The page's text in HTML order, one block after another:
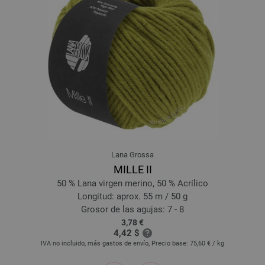
026-verde amarillento mezcla | EAN: 4033493124720
027-loden mezcla | EAN: 4033493124737
028-verde oscuro mezcla | EAN: 4033493124744
029-canela | EAN: 4033493134736
030-mostaza | EAN: 4033493134743
031-rojo ladrillo mezcla | EAN: 4033493143073
032-borgoña mezcla | EAN: 4033493143080
033-rojo violeta mezcla | EAN: 4033493143097
035-pistacho | EAN: 4033493143110
real mezcla | EAN: 4033493143127
azul noche mezcla | EAN: 4033493143134
038-fucsia mezcla | EAN: 4033493158589
039-berenjena | EAN: 4033493158596
040-rojo oscuro mezcla | EAN: 4033493158602
Lana Grossa
MILLE II
50 % Lana virgen merino, 50 % Acrílico
Longitud: aprox. 55 m / 50 g
Grosor de las agujas: 7 - 8
3,78 €
4,42 $
IVA no incluido, más gastos de envío, Precio base: 75,60 € / kg